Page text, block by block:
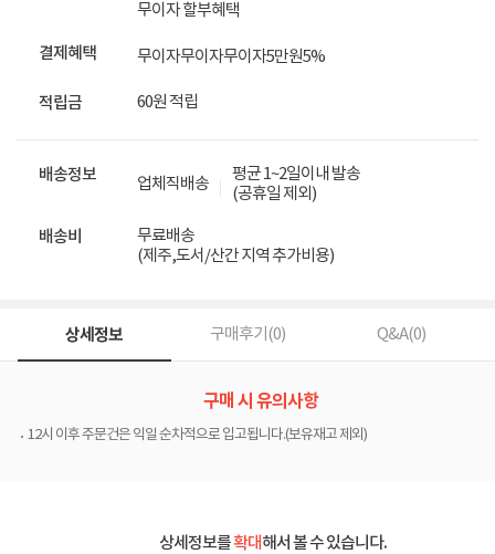
무이자 할부혜택
결제혜택 무이자무이자무이자5만원5%
적립금 60원 적립
배송정보 업체직배송
평균 1~2일이내 발송
(공휴일 제외)
배송비
무료배송
(제주,도서/산간 지역 추가비용)
상세정보 구매후기(0) Q&A(0)
구매 시 유의사항
12시 이후 주문건은 익일 순차적으로 입고됩니다.(보유재고 제외)
상세정보를확대해서 볼 수 있습니다.